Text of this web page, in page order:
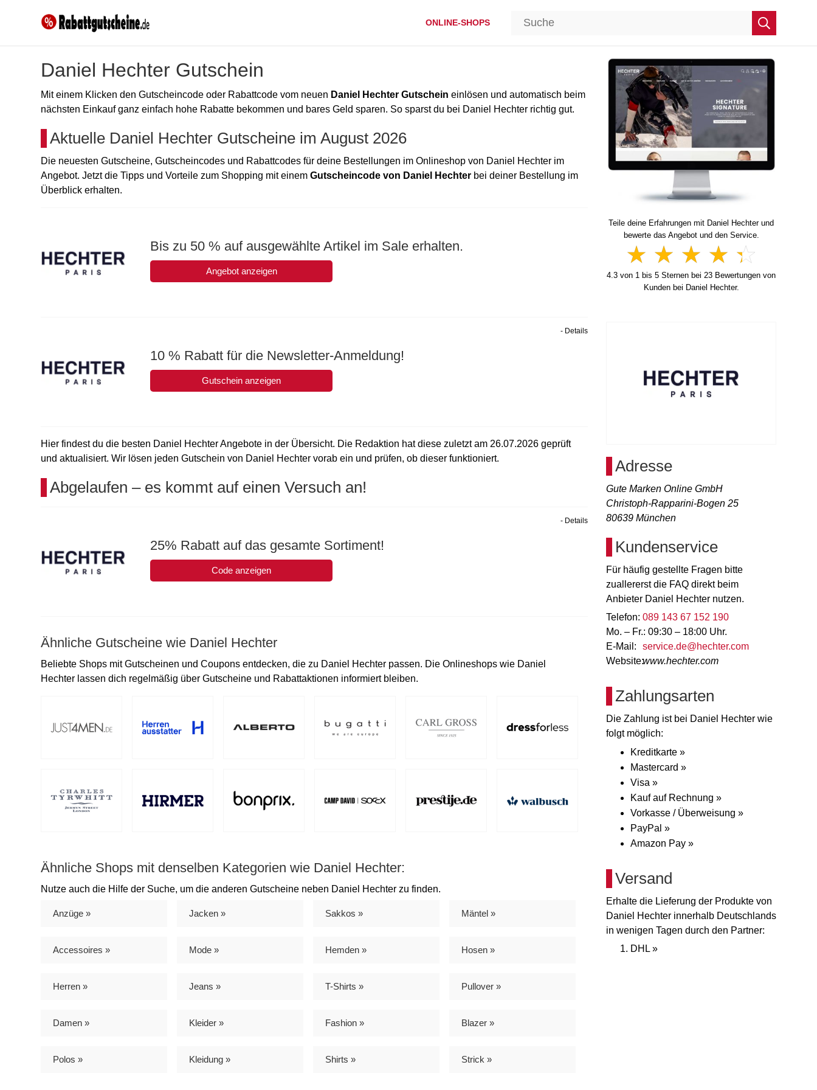
ONLINE-SHOPS
Daniel Hechter Gutschein
Mit einem Klicken den Gutscheincode oder Rabattcode vom neuen Daniel Hechter Gutschein einlösen und automatisch beim
nächsten Einkauf ganz einfach hohe Rabatte bekommen und bares Geld sparen. So sparst du bei Daniel Hechter richtig gut.
Aktuelle Daniel Hechter Gutscheine im August 2026
Die neuesten Gutscheine, Gutscheincodes und Rabattcodes für deine Bestellungen im Onlineshop von Daniel Hechter im
Angebot. Jetzt die Tipps und Vorteile zum Shopping mit einem Gutscheincode von Daniel Hechter bei deiner Bestellung im
Überblick erhalten.
Bis zu 50 % auf ausgewählte Artikel im Sale erhalten.
Angebot anzeigen
10 % Rabatt für die Newsletter-Anmeldung!
Gutschein anzeigen
- Details
Hier findest du die besten Daniel Hechter Angebote in der Übersicht. Die Redaktion hat diese zuletzt am 26.07.2026 geprüft
und aktualisiert. Wir lösen jeden Gutschein von Daniel Hechter vorab ein und prüfen, ob dieser funktioniert.
Abgelaufen – es kommt auf einen Versuch an!
25% Rabatt auf das gesamte Sortiment!
Code anzeigen
- Details
Ähnliche Gutscheine wie Daniel Hechter
Beliebte Shops mit Gutscheinen und Coupons entdecken, die zu Daniel Hechter passen. Die Onlineshops wie Daniel
Hechter lassen dich regelmäßig über Gutscheine und Rabattaktionen informiert bleiben.
Ähnliche Shops mit denselben Kategorien wie Daniel Hechter:
Nutze auch die Hilfe der Suche, um die anderen Gutscheine neben Daniel Hechter zu finden.
Anzüge » Jacken » Sakkos » Mäntel »
Accessoires » Mode » Hemden » Hosen »
Herren » Jeans » T-Shirts » Pullover »
Damen » Kleider » Fashion » Blazer »
Polos » Kleidung » Shirts » Strick »
Teile deine Erfahrungen mit Daniel Hechter und
bewerte das Angebot und den Service.
4.3 von 1 bis 5 Sternen bei 23 Bewertungen von
Kunden bei Daniel Hechter.
Adresse
Gute Marken Online GmbH
Christoph-Rapparini-Bogen 25
80639 München
Kundenservice
Für häufig gestellte Fragen bitte
zuallererst die FAQ direkt beim
Anbieter Daniel Hechter nutzen.
Telefon: 089 143 67 152 190
Mo. – Fr.: 09:30 – 18:00 Uhr.
E-Mail:
service.de@hechter.com
Website:www.hechter.com
Zahlungsarten
Die Zahlung ist bei Daniel Hechter wie
folgt möglich:
Kreditkarte »
Mastercard »
Visa »
Kauf auf Rechnung »
Vorkasse / Überweisung »
PayPal »
Amazon Pay »
Versand
Erhalte die Lieferung der Produkte von
Daniel Hechter innerhalb Deutschlands
in wenigen Tagen durch den Partner:
DHL »